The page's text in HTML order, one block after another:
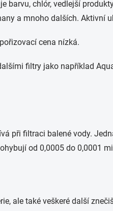
chlór, vedlejší
a mnoho dalších. Aktivní
cena nízká.
filtry jako například
při filtraci balené vody.
od 0,0005 do 0,0001
ale také veškeré další